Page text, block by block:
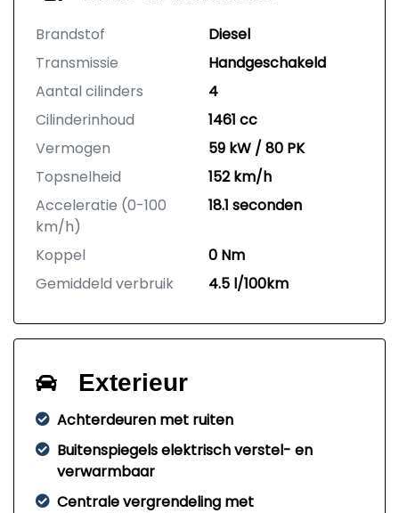
Brandstof
Diesel
Transmissie
Handgeschakeld
Aantal cilinders
4
Cilinderinhoud
1461 cc
Vermogen
59 kW / 80 PK
Topsnelheid
152 km/h
Acceleratie (0-100
km/h)
18.1 seconden
Koppel
0 Nm
Gemiddeld verbruik
4.5 l/100km
Exterieur
Achterdeuren met ruiten
Buitenspiegels elektrisch verstel- en
verwarmbaar
Centrale vergrendeling met